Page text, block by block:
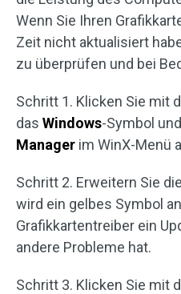
Wenn Sie Ihren
Zeit nicht aktualisiert
zu überprüfen und bei
Schritt 1. Klicken Sie mit
das Windows-Symbol
Manager im WinX-Menü
Schritt 2. Erweitern Sie
wird ein gelbes Symbol
Grafikkartentreiber ein
andere Probleme hat.
Schritt 3. Klicken Sie mit